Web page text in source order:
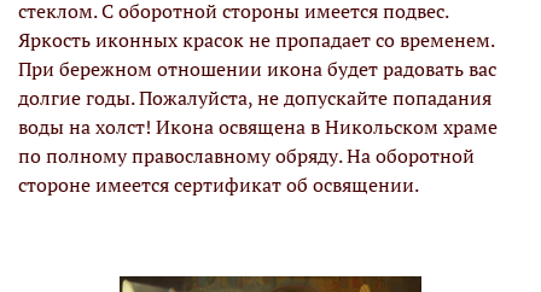
стеклом. С оборотной стороны имеется подвес.
Яркость иконных красок не пропадает со временем.
При бережном отношении икона будет радовать вас
долгие годы. Пожалуйста, не допускайте попадания
воды на холст! Икона освящена в Никольском храме
по полному православному обряду. На оборотной
стороне имеется сертификат об освящении.